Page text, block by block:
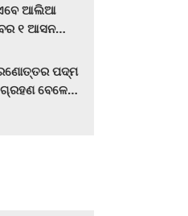
ଆଲିଆ
୧ ଆସନ
ପଦ୍ମ
ବେଳେ